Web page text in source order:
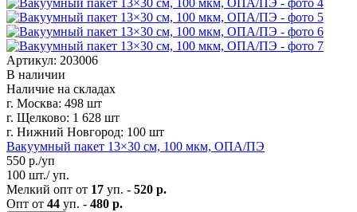
Артикул: 203006
В наличии
Наличие на складах
г. Москва: 498 шт
г. Щелково: 1 628 шт
г. Нижний Новгород: 100 шт
Вакуумный пакет 13×30 см, 100 мкм, ОПА/ПЭ
550 р./уп
100 шт./ уп.
Мелкий опт от 17 уп. - 520 р.
Опт от 44 уп. - 480 р.